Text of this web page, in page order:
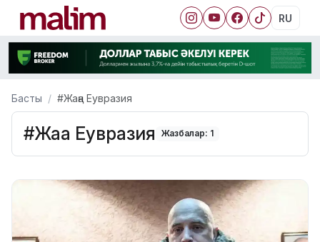
RU
Басты #Жаңа Еувразия
#Жаңа Еувразия Жазбалар: 1